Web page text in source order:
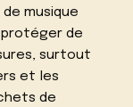
musique
protéger de
surtout
et les
de